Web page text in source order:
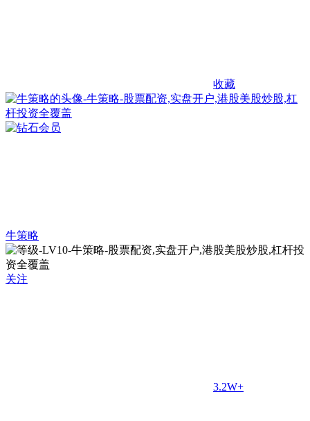
收藏
牛策略
关注
3.2W+